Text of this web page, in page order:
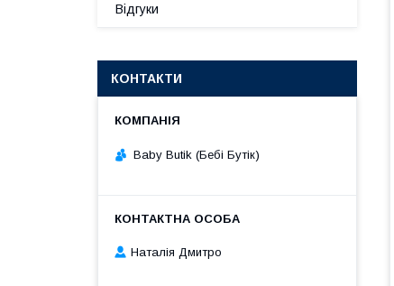
Відгуки
КОНТАКТИ
Baby Butik (Бебі Бутік)
Наталія Дмитро